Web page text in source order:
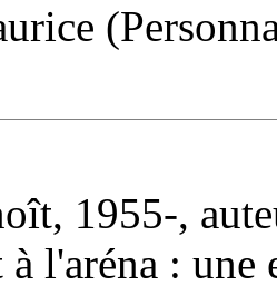
1955-,
à l'aréna :